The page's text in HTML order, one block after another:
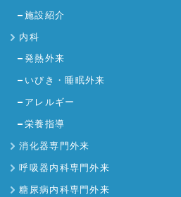
施設紹介
内科
発熱外来
いびき・睡眠外来
アレルギー
栄養指導
消化器専門外来
呼吸器内科専門外来
糖尿病内科専門外来